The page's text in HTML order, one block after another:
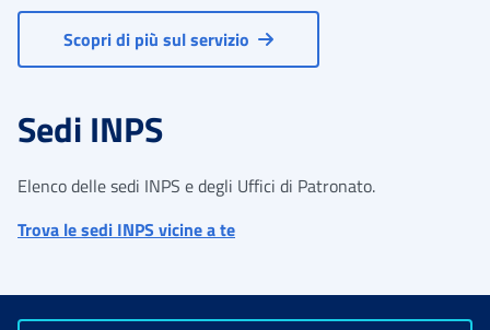
Scopri di più sul servizio
Sedi INPS
Elenco delle sedi INPS e degli Uffici di Patronato.
Trova le sedi INPS vicine a te